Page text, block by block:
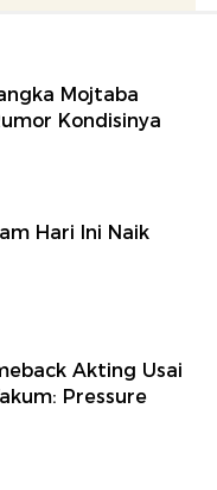
Mojtaba
Kondisinya
Hari Ini Naik
Akting Usai
Pressure